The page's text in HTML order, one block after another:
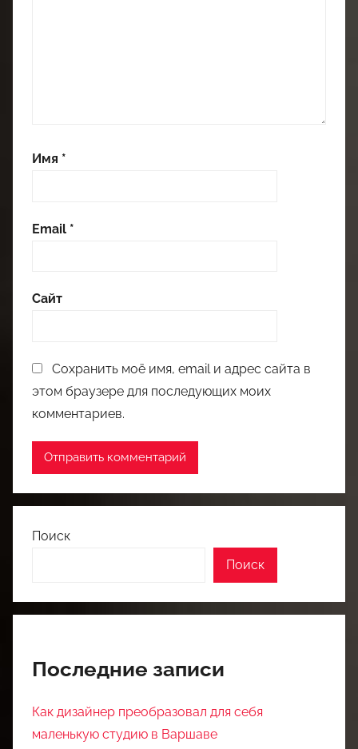
Имя *
Email *
Сайт
Сохранить моё имя, email и адрес сайта в
этом браузере для последующих моих
комментариев.
Поиск
Поиск
Последние записи
Как дизайнер преобразовал для себя
маленькую студию в Варшаве